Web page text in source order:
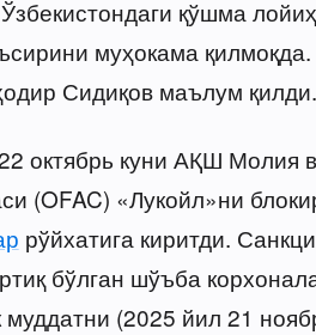
қўшма
муҳокама
Сидиқов маълум қилди.
октябрь куни АҚШ Молия
(OFAC) «Лукойл»ни
рўйхатига киритди.
бўлган шўъба
(2025 йил 21